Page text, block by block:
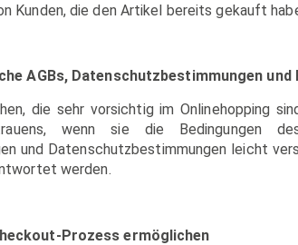
Kunden, die den Artikel bereits gekauft
AGBs, Datenschutzbestimmungen und
die sehr vorsichtig im Onlinehopping
wenn sie die Bedingungen
und Datenschutzbestimmungen leicht
werden.
Prozess ermöglichen